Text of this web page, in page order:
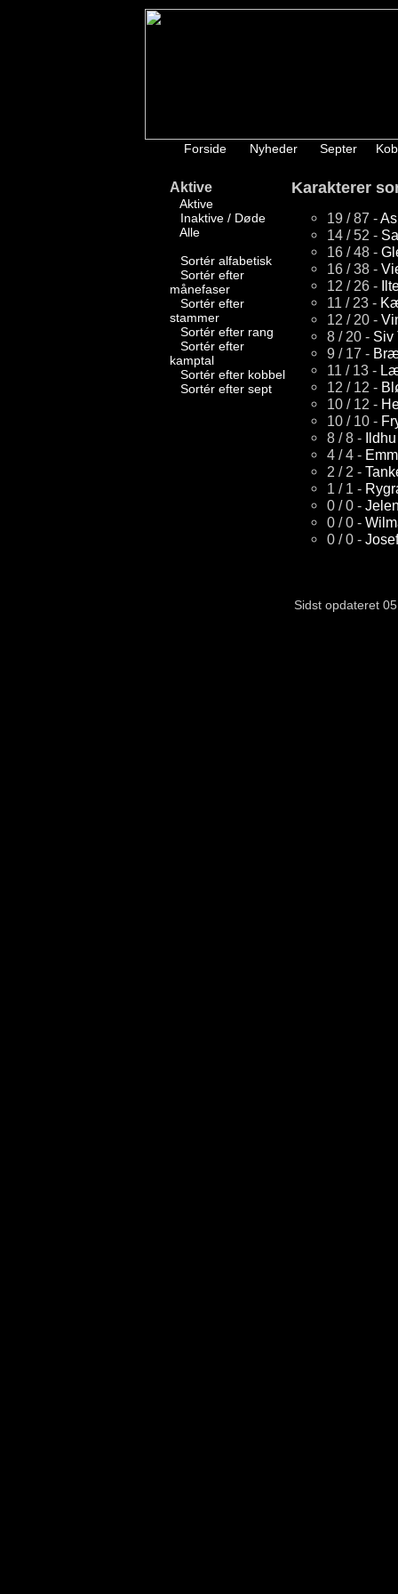
Forside Nyheder Septer
Aktive
Aktive
Inaktive / Døde
Alle
Sortér alfabetisk
Sortér efter
månefaser
Sortér efter
stammer
Sortér efter rang
Sortér efter
kamptal
Sortér efter kobbel
Sortér efter sept
Karakterer
19 / 87 -
14 / 52 -
16 / 48 -
16 / 38 -
12 / 26 -
11 / 23 -
12 / 20 -
8 / 20 - Siv
9 / 17 -
11 / 13 -
12 / 12 -
10 / 12 -
10 / 10 -
8 / 8 - Ildhu
4 / 4 -
2 / 2 -
1 / 1 -
0 / 0 -
0 / 0 -
0 / 0 -
Sidst opdateret 05.